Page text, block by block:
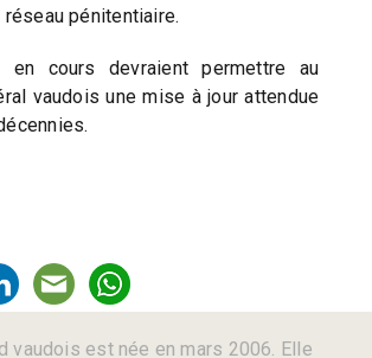
réseau pénitentiaire.
en cours devraient permettre au
vaudois une mise à jour attendue
vaudois est née en mars 2006. Elle